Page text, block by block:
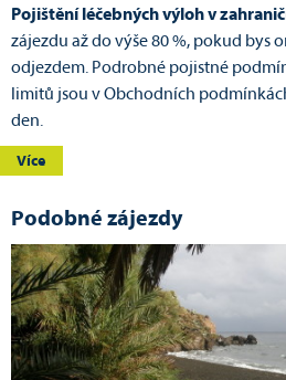
Pojištění léčebných výloh v
zájezdu až do výše 80 %, pokud bys
odjezdem. Podrobné pojistné
limitů jsou v Obchodních
den.
Více
Podobné zájezdy